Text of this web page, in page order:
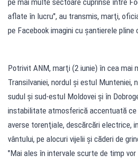
aflate în lucru", au transmis, marţi,
pe Facebook imagini cu şantierele pline
Potrivit ANM, marţi (2 iunie) în cea mai
Transilvaniei, nordul şi estul Munteniei,
sudul şi sud-estul Moldovei şi în
instabilitate atmosferică accentuată
averse torenţiale, descărcări electrice,
vântului, pe alocuri vijelii şi căderi de
"Mai ales în intervale scurte de timp